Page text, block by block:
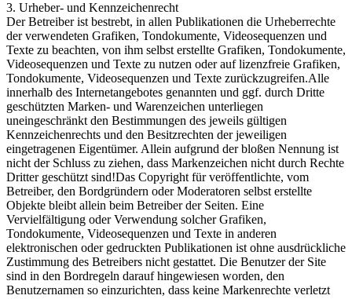
3. Urheber- und Kennzeichenrecht
Der Betreiber ist bestrebt, in allen Publikationen die Urheberrechte
der verwendeten Grafiken, Tondokumente, Videosequenzen und
Texte zu beachten, von ihm selbst erstellte Grafiken, Tondokumente,
Videosequenzen und Texte zu nutzen oder auf lizenzfreie Grafiken,
Tondokumente, Videosequenzen und Texte zurückzugreifen.Alle
innerhalb des Internetangebotes genannten und ggf. durch Dritte
geschützten Marken- und Warenzeichen unterliegen
uneingeschränkt den Bestimmungen des jeweils gültigen
Kennzeichenrechts und den Besitzrechten der jeweiligen
eingetragenen Eigentümer. Allein aufgrund der bloßen Nennung ist
nicht der Schluss zu ziehen, dass Markenzeichen nicht durch Rechte
Dritter geschützt sind!Das Copyright für veröffentlichte, vom
Betreiber, den Bordgründern oder Moderatoren selbst erstellte
Objekte bleibt allein beim Betreiber der Seiten. Eine
Vervielfältigung oder Verwendung solcher Grafiken,
Tondokumente, Videosequenzen und Texte in anderen
elektronischen oder gedruckten Publikationen ist ohne ausdrückliche
Zustimmung des Betreibers nicht gestattet. Die Benutzer der Site
sind in den Bordregeln darauf hingewiesen worden, den
Benutzernamen so einzurichten, dass keine Markenrechte verletzt